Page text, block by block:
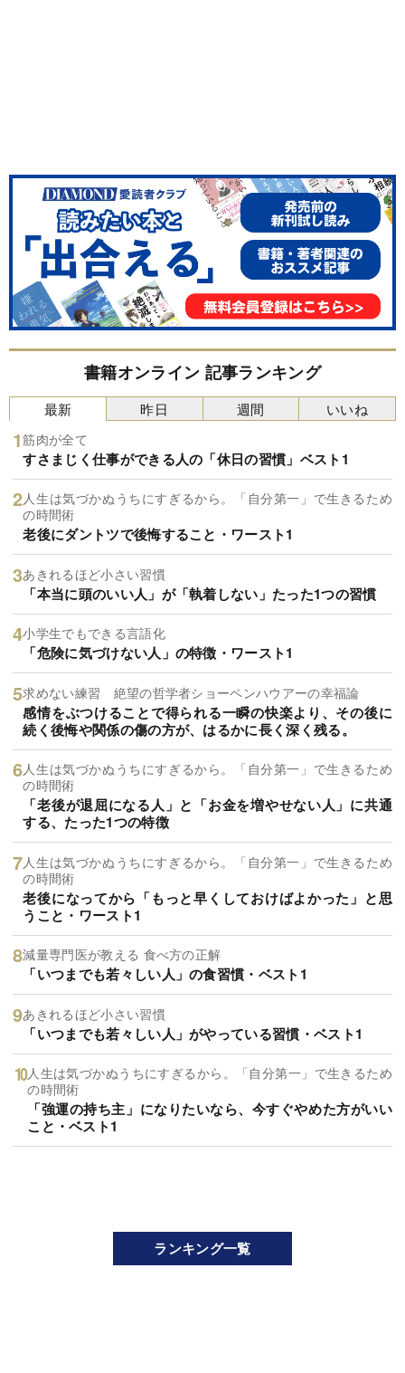
書籍オンライン 記事ランキング
最新
筋肉が全て
すさまじく仕事ができる人の「休日の習慣」ベスト1
人生は気づかぬうちにすぎるから。「自分第一」で生きるため
の時間術
老後にダントツで後悔すること・ワースト1
あきれるほど小さい習慣
「本当に頭のいい人」が「執着しない」たった1つの習慣
小学生でもできる言語化
「危険に気づけない人」の特徴・ワースト1
求めない練習 絶望の哲学者ショーペンハウアーの幸福論
感情をぶつけることで得られる一瞬の快楽より、その後に
続く後悔や関係の傷の方が、はるかに長く深く残る。
人生は気づかぬうちにすぎるから。「自分第一」で生きるため
の時間術
「老後が退屈になる人」と「お金を増やせない人」に共通
する、たった1つの特徴
人生は気づかぬうちにすぎるから。「自分第一」で生きるため
の時間術
老後になってから「もっと早くしておけばよかった」と思
うこと・ワースト1
減量専門医が教える 食べ方の正解
「いつまでも若々しい人」の食習慣・ベスト1
あきれるほど小さい習慣
「いつまでも若々しい人」がやっている習慣・ベスト1
人生は気づかぬうちにすぎるから。「自分第一」で生きるため
の時間術
「強運の持ち主」になりたいなら、今すぐやめた方がいい
こと・ベスト1
昨日 週間 いいね
ランキング一覧